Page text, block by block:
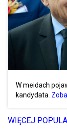
W meidach
kandydata.
WIĘCEJ